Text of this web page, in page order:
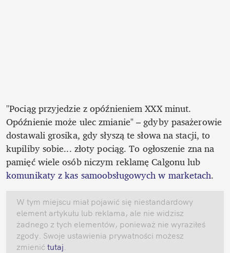
"Pociąg przyjedzie z opóźnieniem XXX minut.
Opóźnienie może ulec zmianie" – gdyby pasażerowie
dostawali grosika, gdy słyszą te słowa na stacji, to
kupiliby sobie... złoty pociąg. To ogłoszenie zna na
komunikaty z kas samoobsługowych w marketach.
W tym miejscu miał pojawić się niestandardowy
element artykułu lub reklama, ale nie widzisz
żadnego z tych elementów, ponieważ nie wyraziłeś
zgody. Swoje ustawienia prywatności możesz
zmienić tutaj